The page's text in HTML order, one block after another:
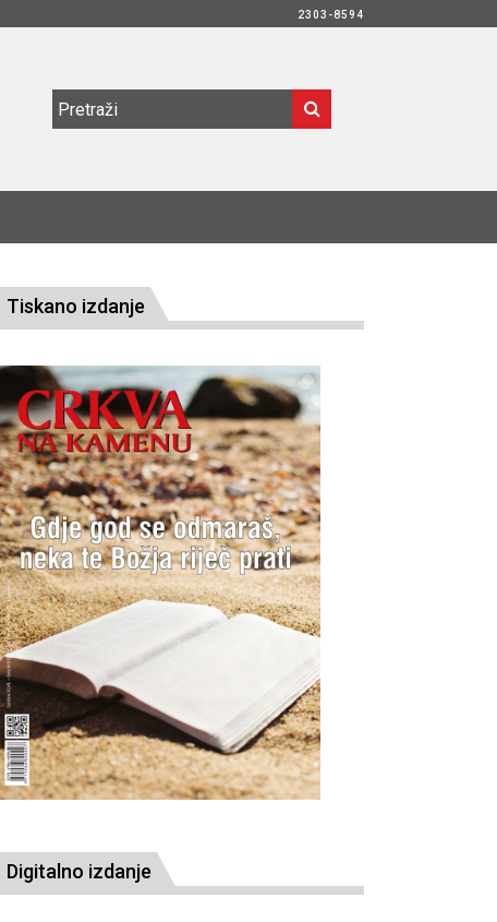
2303-8594
Tiskano izdanje
Digitalno izdanje